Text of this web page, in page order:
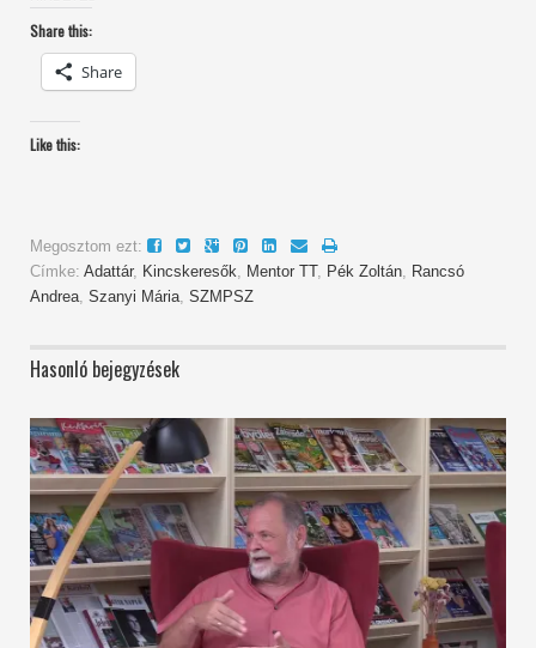
Share this:
Share
Like this:
Megosztom ezt:
Címke: Adattár, Kincskeresők, Mentor TT, Pék Zoltán, Rancsó
Andrea, Szanyi Mária, SZMPSZ
Hasonló bejegyzések